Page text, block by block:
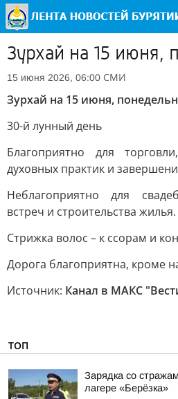
Зурхай на 15 июня,
15 июня 2026, 06:00 СМИ
Зурхай на 15 июня,
30-й лунный день
Благоприятно для
духовных практик и
Неблагоприятно для
встреч и строительства жилья.
Стрижка волос – к ссорам и
Дорога благоприятна, кроме
Источник: Канал в МАКС
ТОП
Зарядка со
лагере «Берёзка»